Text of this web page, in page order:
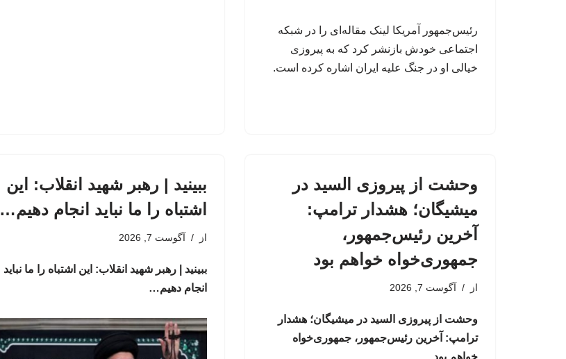
رئیس‌جمهور آمریکا لینک مقاله‌ای را در شبکه
اجتماعی خودش بازنشر کرد که به پیروزی
خیالی او در جنگ علیه ایران اشاره کرده است.
وحشت از پیروزی السید در
میشیگان؛ هشدار ترامپ:
آخرین رئیس‌جمهور،
جمهوری‌خواه خواهم بود
از آگوست 7, 2026
وحشت از پیروزی السید در میشیگان؛ هشدار
ترامپ: آخرین رئیس‌جمهور، جمهوری‌خواه
ببینید | رهبر شهید انقلاب: این
اشتباه را ما نباید انجام دهیم…
از آگوست 7, 2026
ببینید | رهبر شهید انقلاب: این اشتباه را ما نباید
انجام دهیم…